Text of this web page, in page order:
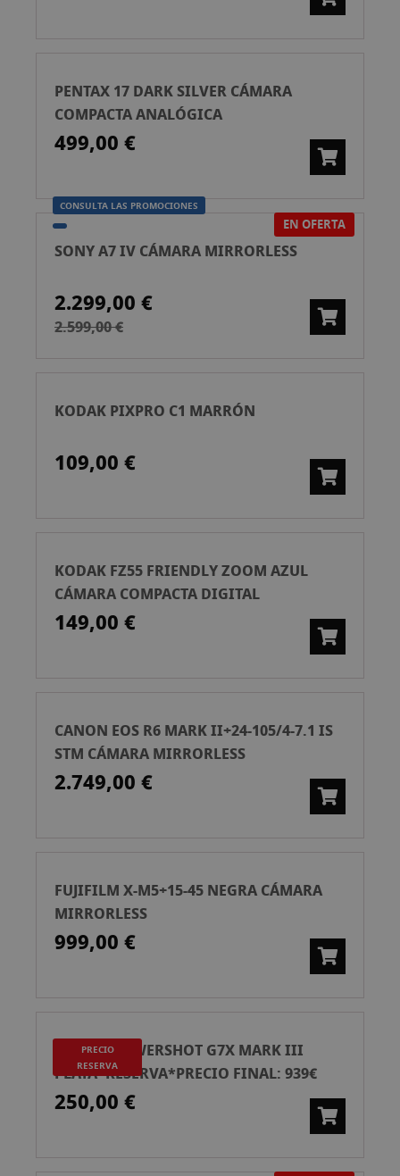
PENTAX 17 DARK SILVER CÁMARA
COMPACTA ANALÓGICA
499,00 €
CONSULTA LAS PROMOCIONES
EN OFERTA
SONY A7 IV CÁMARA MIRRORLESS
2.299,00 €
2.599,00 €
KODAK PIXPRO C1 MARRÓN
109,00 €
KODAK FZ55 FRIENDLY ZOOM AZUL
CÁMARA COMPACTA DIGITAL
149,00 €
CANON EOS R6 MARK II+24-105/4-7.1 IS
STM CÁMARA MIRRORLESS
2.749,00 €
FUJIFILM X-M5+15-45 NEGRA CÁMARA
MIRRORLESS
999,00 €
PRECIO
RESERVA
CANON POWERSHOT G7X MARK III
PLATA*RESERVA*PRECIO FINAL: 939€
250,00 €